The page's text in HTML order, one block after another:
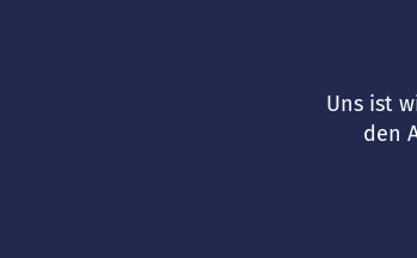
Uns ist
den